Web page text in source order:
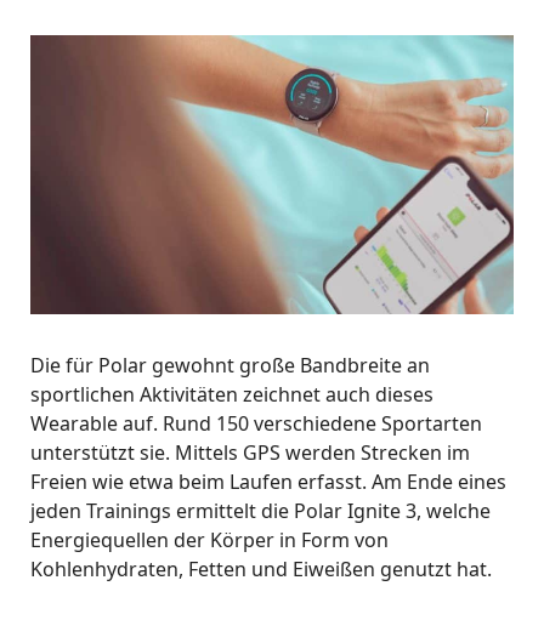
Die für Polar gewohnt große Bandbreite an
sportlichen Aktivitäten zeichnet auch dieses
Wearable auf. Rund 150 verschiedene Sportarten
unterstützt sie. Mittels GPS werden Strecken im
Freien wie etwa beim Laufen erfasst. Am Ende eines
jeden Trainings ermittelt die Polar Ignite 3, welche
Energiequellen der Körper in Form von
Kohlenhydraten, Fetten und Eiweißen genutzt hat.